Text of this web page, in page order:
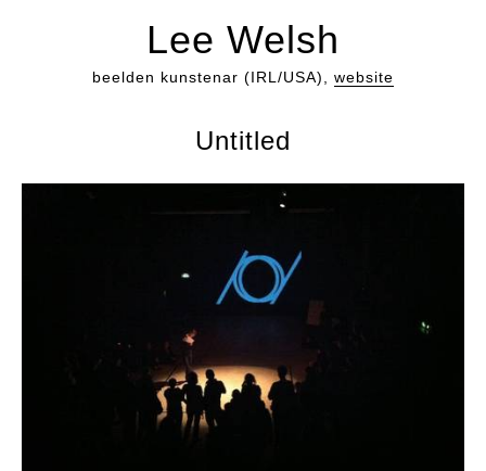
Lee Welsh
beelden kunstenar (IRL/USA), website
Untitled